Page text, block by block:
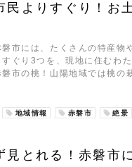
民よりすぐり！お
磐市には、たくさんの特産
すぐり3つを、現地に住むわ
磐市の桃！山陽地域では桃
地域情報 赤磐市 絶景
見とれる！赤磐市